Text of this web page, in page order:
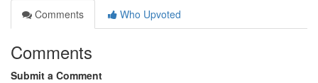
Comments
Who Upvoted
Comments
Submit a Comment